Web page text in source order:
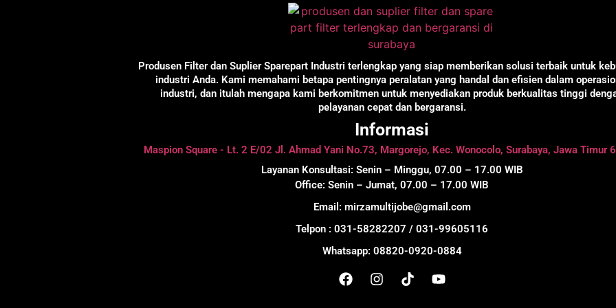
Produsen Filter dan Suplier Sparepart Industri terlengkap yang siap memberikan solusi terbaik untuk
industri Anda. Kami memahami betapa pentingnya peralatan yang handal dan efisien dalam
industri, dan itulah mengapa kami berkomitmen untuk menyediakan produk berkualitas tinggi
pelayanan cepat dan bergaransi.
Informasi
Maspion Square - Lt. 2 E/02 Jl. Ahmad Yani No.73, Margorejo, Kec. Wonocolo, Surabaya, Jawa Timur
Layanan Konsultasi: Senin – Minggu, 07.00 – 17.00 WIB
Office: Senin – Jumat, 07.00 – 17.00 WIB
Email: mirzamultijobe@gmail.com
Telpon : 031-58282207 / 031-99605116
Whatsapp: 08820-0920-0884